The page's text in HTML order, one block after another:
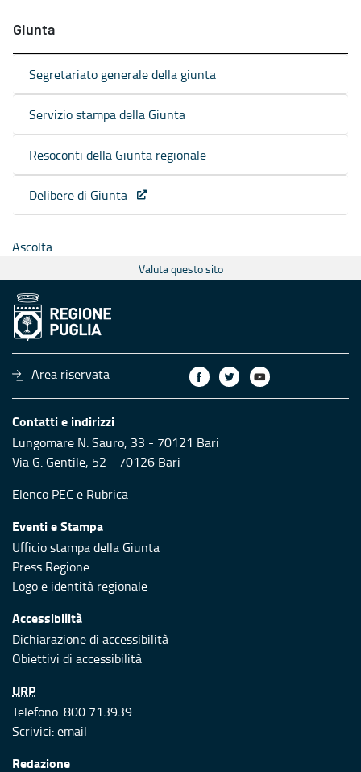
Giunta
Segretariato generale della giunta
Servizio stampa della Giunta
Resoconti della Giunta regionale
Delibere di Giunta
Ascolta
Valuta questo sito
Area riservata
Contatti e indirizzi
Lungomare N. Sauro, 33 - 70121 Bari
Via G. Gentile, 52 - 70126 Bari
Elenco PEC e Rubrica
Eventi e Stampa
Ufficio stampa della Giunta
Press Regione
Logo e identità regionale
Accessibilità
Dichiarazione di accessibilità
Obiettivi di accessibilità
URP
Telefono: 800 713939
Scrivici:email
Redazione